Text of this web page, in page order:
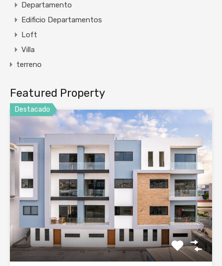
Departamento
Edificio Departamentos
Loft
Villa
terreno
Featured Property
Destacado